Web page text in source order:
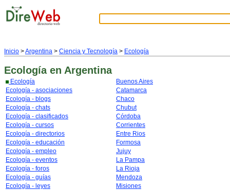
Inicio >Argentina > Ciencia y Tecnología > Ecología
Ecología en Argentina
Ecología
Ecología - asociaciones
Ecología - blogs
Ecología - chats
Ecología - clasificados
Ecología - cursos
Ecología - directorios
Ecología - educación
Ecología - empleo
Ecología - eventos
Ecología - foros
Ecología - guías
Ecología - leyes
Buenos Aires
Catamarca
Chaco
Chubut
Córdoba
Corrientes
Entre Rios
Formosa
Jujuy
La Pampa
La Rioja
Mendoza
Misiones